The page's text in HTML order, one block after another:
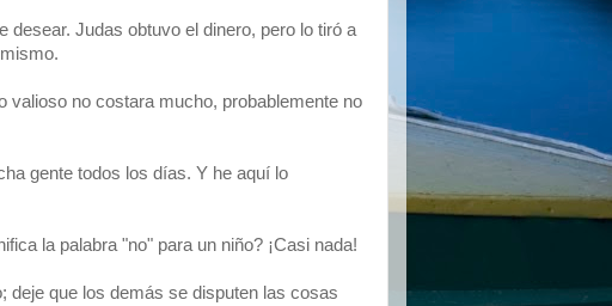
desear. Judas obtuvo el dinero, pero lo tiró a
valioso no costara mucho, probablemente no
gente todos los días. Y he aquí lo
la palabra "no" para un niño? ¡Casi nada!
deje que los demás se disputen las cosas